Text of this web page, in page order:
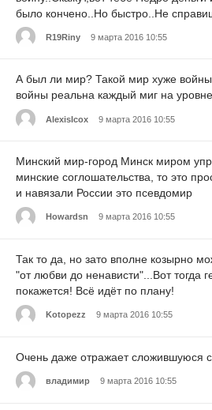
было кончено..Но быстро..Не
R19Riny 9 марта 2016 10:55
А был ли мир? Такой мир хуже
войны реальна каждый миг на
AlexisIcox 9 марта 2016 10:55
Минский мир-город Минск миром
минские соглошательства, то это
и навязали России это псевдомир
Howardsn 9 марта 2016 10:55
Так то да, но зато вполне козырно
"от любви до ненависти"...Вот тогда
покажется! Всё идёт по плану!
Kotopezz 9 марта 2016 10:55
Очень даже отражает сложившуюся
владимир 9 марта 2016 10:55